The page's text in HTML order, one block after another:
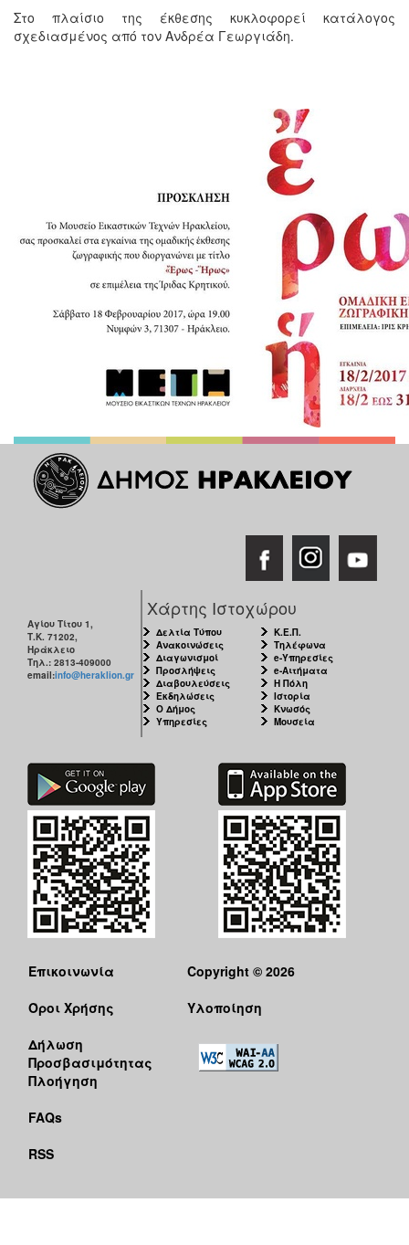
Στο πλαίσιο της έκθεσης κυκλοφορεί κατάλογος
σχεδιασμένος από τον Ανδρέα Γεωργιάδη.
Αγίου Τίτου 1,
Τ.Κ. 71202,
Ηράκλειο
Τηλ.: 2813-409000
email:info@heraklion.gr
Χάρτης Ιστοχώρου
Δελτία Τύπου
Ανακοινώσεις
Διαγωνισμοί
Προσλήψεις
Διαβουλεύσεις
Εκδηλώσεις
Ο Δήμος
Υπηρεσίες
Κ.Ε.Π.
Τηλέφωνα
e-Υπηρεσίες
e-Αιτήματα
Η Πόλη
Ιστορία
Κνωσός
Μουσεία
Επικοινωνία
Όροι Χρήσης
Δήλωση
Προσβασιμότητας
Πλοήγηση
FAQs
RSS
Copyright © 2026
Υλοποίηση